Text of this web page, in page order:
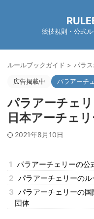
競技規則・公式
ルールブックガイド > パラ
広告掲載中 パラアーチ
パラアーチェ
日本アーチェリ
2021年8月10日
1 パラアーチェリーの公
2 パラアーチェリーの
3 パラアーチェリーの
団体